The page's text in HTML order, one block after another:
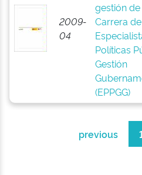
2009-
04
gestión de
Carrera de
Políticas
Gestión
(EPPGG)
previous